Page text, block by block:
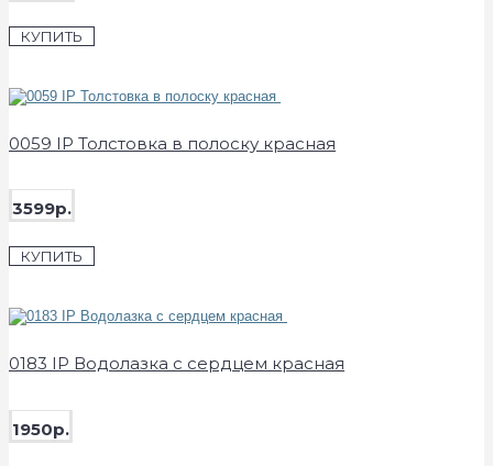
КУПИТЬ
0059 IP Толстовка в полоску красная
3599р.
КУПИТЬ
0183 IP Водолазка с сердцем красная
1950р.